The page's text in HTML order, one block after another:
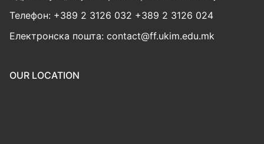
Телефон: +389 2 3126 032 +389 2 3126 024
Електронска пошта: contact@ff.ukim.edu.mk
OUR LOCATION